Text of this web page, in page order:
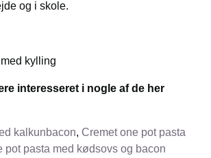
og i skole.
interesseret i nogle af de her
kalkunbacon,Cremet one pot pasta
pot pasta med kødsovs og bacon